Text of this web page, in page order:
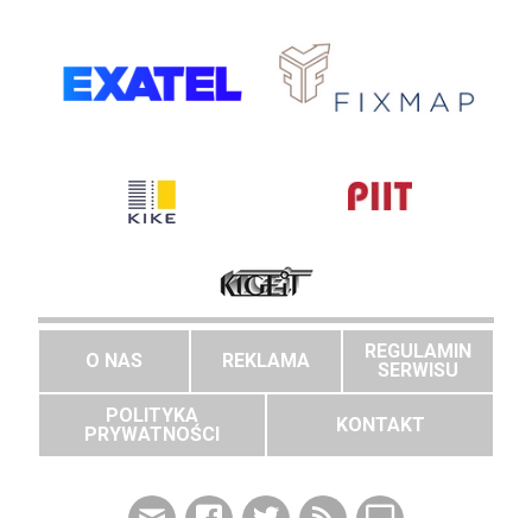
O NAS REKLAMA
REGULAMIN
SERWISU
POLITYKA
PRYWATNOŚCI
KONTAKT